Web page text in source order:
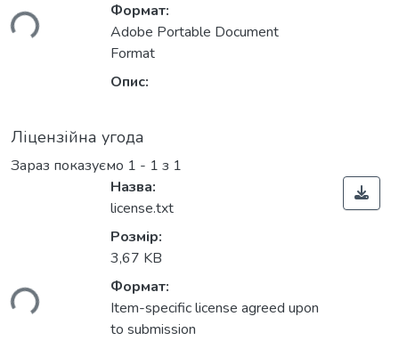
Формат:
Adobe Portable Document
Format
Опис:
Ліцензійна угода
Зараз показуємо 1 - 1 з 1
Назва:
license.txt
Розмір:
3,67 KB
Формат:
Item-specific license agreed upon
to submission